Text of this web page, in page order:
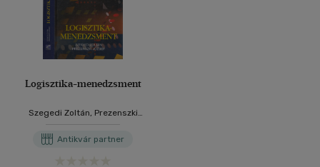
Logisztika-menedzsment
Szegedi Zoltán, Prezenszki
Antikvár partner